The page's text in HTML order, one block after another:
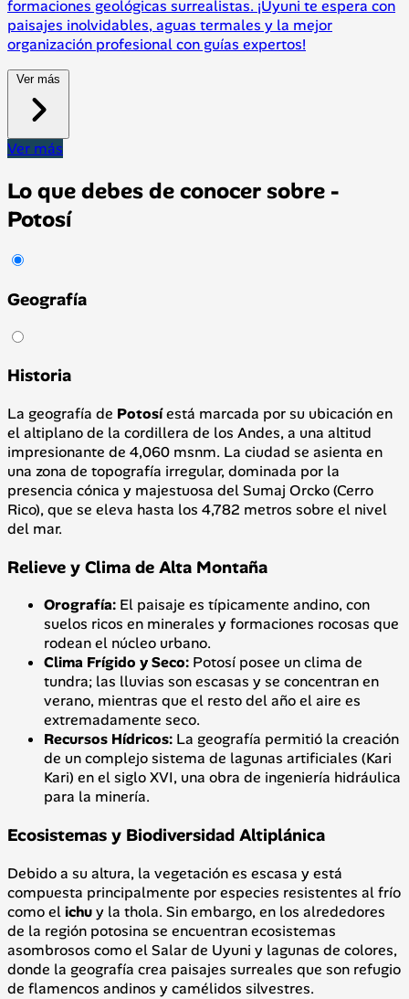
formaciones geológicas surrealistas. ¡Uyuni te espera con
paisajes inolvidables, aguas termales y la mejor
organización profesional con guías expertos!
Ver más
Ver más
Lo que debes de conocer sobre -
Potosí
Geografía
Historia
La geografía de Potosíestá marcada por su ubicación en
el altiplano de la cordillera de los Andes, a una altitud
impresionante de 4,060 msnm. La ciudad se asienta en
una zona de topografía irregular, dominada por la
presencia cónica y majestuosa del Sumaj Orcko (Cerro
Rico), que se eleva hasta los 4,782 metros sobre el nivel
del mar.
Relieve y Clima de Alta Montaña
Orografía: El paisaje es típicamente andino, con
suelos ricos en minerales y formaciones rocosas que
rodean el núcleo urbano.
Clima Frígido y Seco: Potosí posee un clima de
tundra; las lluvias son escasas y se concentran en
verano, mientras que el resto del año el aire es
extremadamente seco.
Recursos Hídricos: La geografía permitió la creación
de un complejo sistema de lagunas artificiales (Kari
Kari) en el siglo XVI, una obra de ingeniería hidráulica
para la minería.
Ecosistemas y Biodiversidad Altiplánica
Debido a su altura, la vegetación es escasa y está
compuesta principalmente por especies resistentes al frío
como elichuy la thola. Sin embargo, en los alrededores
de la región potosina se encuentran ecosistemas
asombrosos como el Salar de Uyuni y lagunas de colores,
donde la geografía crea paisajes surreales que son refugio
de flamencos andinos y camélidos silvestres.